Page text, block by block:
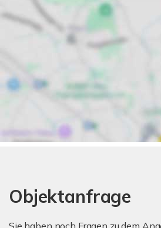
Objektanfrage
Sie haben noch Fragen zu dem